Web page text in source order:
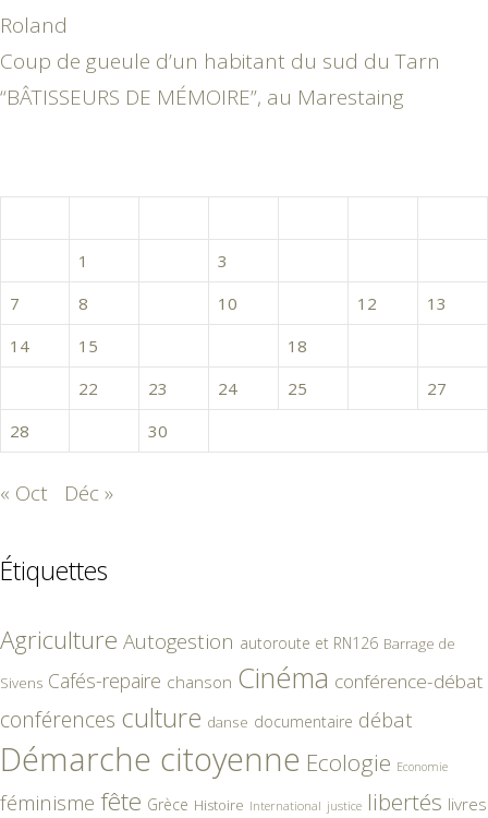
Roland
Coup de gueule d’un habitant du sud du Tarn
“BÂTISSEURS DE MÉMOIRE”, au Marestaing
1
3
7
8 10 12
13
14
15 18
22 23 24 25
27
28
30
« Oct Déc »
Étiquettes
Agriculture Autogestion autoroute et RN126 Barrage de
Sivens Cafés-repaire chanson Cinéma conférence-débat
conférences culture danse documentaire débat
Démarche citoyenne Ecologie Economie
féminisme fête Grèce Histoire International justice libertés livres